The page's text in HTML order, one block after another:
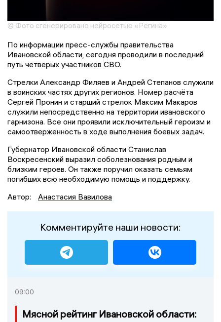
© Фото сгенерировано нейросетью «Регина»
По информации пресс-службы правительства
Ивановской области, сегодня проводили в последний
путь четверых участников СВО.
Стрелки Александр Филяев и Андрей Степанов служили
в воинских частях других регионов. Номер расчёта
Сергей Пронин и старший стрелок Максим Макаров
служили непосредственно на территории ивановского
гарнизона. Все они проявили исключительный героизм и
самоотверженность в ходе выполнения боевых задач.
Губернатор Ивановской области Станислав
Воскресенский выразил соболезнования родным и
близким героев. Он также поручил оказать семьям
погибших всю необходимую помощь и поддержку.
Автор:
Анастасия Вавилова
Комментируйте наши новости:
09:00
Мясной рейтинг Ивановской области: